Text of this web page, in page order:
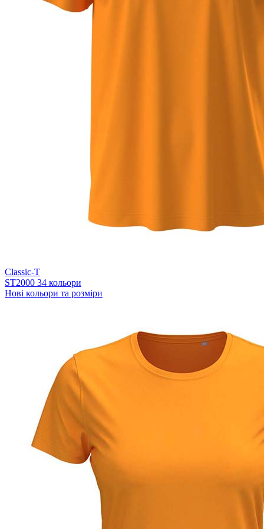
Dark Chocolate (DCH)
Blue Midnight Dip (BMD)
Light Grey Melange (LGM)
Classic-T
ST2000 34 кольори
Нові кольори та розміри